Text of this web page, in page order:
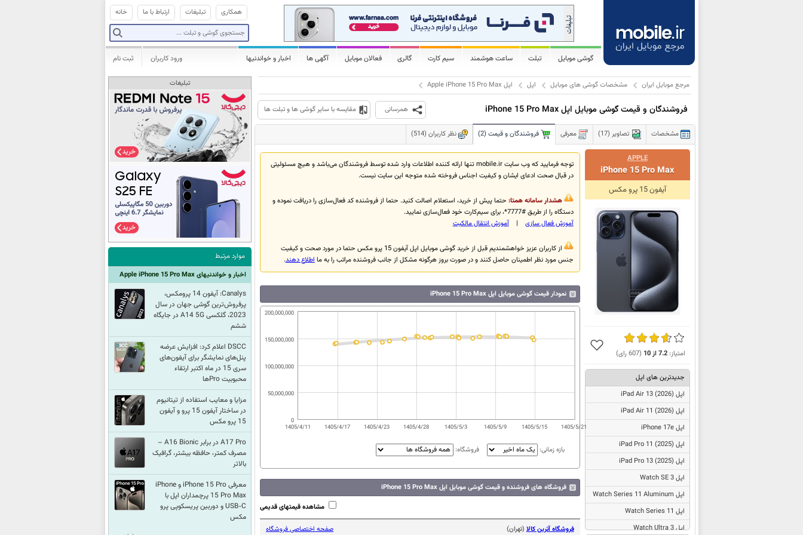
خانه ارتباط با ما تبلیغات همکاری
گوشی موبایل تبلت ساعت هوشمند سیم کارت گالری فعالان موبایل آگهی ها اخبار و خواندنیها ثبت نام ورود کاربران
مرجع موبایل ایران مشخصات گوشی های موبایل اپل اپل Apple iPhone 15 Pro Max
فروشندگان و قیمت گوشی موبایل اپل iPhone 15 Pro Max همرسانی مقایسه با سایر گوشی ها و تبلت ها
مشخصات تصاویر (17) معرفی فروشندگان و قیمت (2) نظر کاربران (514)
APPLE
iPhone 15 Pro Max
آیفون 15 پرو مکس
امتیاز:7.2از10
(
607رای)
جدیدترین های اپل
اپل iPad Air 13 (2026)
اپل iPad Air 11 (2026)
اپل iPhone 17e
اپل iPad Pro 11 (2025)
اپل iPad Pro 13 (2025)
اپل Watch SE 3
اپل Watch Series 11 Aluminum
اپل Watch Series 11
اپل Watch Ultra 3
توجه فرمایید که وب سایت mobile.ir تنها ارائه کننده اطلاعات وارد شده توسط فروشندگان می‌باشد و هیچ مسئولیتی
در قبال صحت ادعای ایشان و کیفیت اجناس فروخته شده متوجه این سایت نیست.
هشدار سامانه همتا: حتما پیش از خرید، استعلام اصالت کنید. حتما از فروشنده کد فعال‌سازی را دریافت نموده و
دستگاه را از طریق #7777*، برای سیم‌کارت خود فعال‌سازی نمایید.
آموزش فعال سازی |آموزش انتقال مالکيت
از کاربران عزیز خواهشمندیم قبل از خرید گوشی موبایل اپل آیفون 15 پرو مکس حتما در مورد صحت و کیفیت
جنس مورد نظر اطمینان حاصل کنند و در صورت بروز هرگونه مشکل از جانب فروشنده مراتب را به مااطلاع دهند.
نمودار قیمت گوشی موبایل اپل iPhone 15 Pro Max
1405/4/11 1405/4/17 1405/4/23 1405/4/28 1405/5/3 1405/5/9 1405/5/15 1405/5/21
0
50,000,000
100,000,000
150,000,000
200,000,000
بازه زمانی: فروشگاه:
فروشگاه های فروشنده و قیمت گوشی موبایل اپل iPhone 15 Pro Max
مشاهده قیمتهای قدیمی
فروشگاه آترین کالا (تهران) صفحه اختصاصی فروشگاه
تبلیغات
موارد مرتبط
اخبار و خواندنیهای Apple iPhone 15 Pro Max
Canalys: آیفون 14 پرومکس،
پرفروش‌ترین گوشی جهان در سال
2023، گلکسی A14 5G در جایگاه
ششم
DSCC اعلام کرد: افزایش عرضه
پنل‌های نمایشگر برای آیفون‌های
سری 15 در ماه اکتبر ارتقاء
محبوبیت Pro‌ها
مزایا و معایب استفاده از تیتانیوم
در ساختار آیفون 15 پرو و آیفون
15 پرو مکس
A17 Pro در برابر A16 Bionic –
مصرف کمتر، حافظه بیشتر، گرافیک
بالاتر
معرفی iPhone 15 Pro و iPhone
15 Pro Max پرچمداران اپل با
USB-C و دوربین پریسکوپی پرو
مکس